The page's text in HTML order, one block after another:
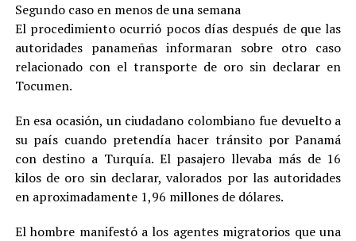
Segundo caso en menos de una semana
El procedimiento ocurrió pocos días después de que las
autoridades panameñas informaran sobre otro caso
relacionado con el transporte de oro sin declarar en
Tocumen.
En esa ocasión, un ciudadano colombiano fue devuelto a
su país cuando pretendía hacer tránsito por Panamá
con destino a Turquía. El pasajero llevaba más de 16
kilos de oro sin declarar, valorados por las autoridades
en aproximadamente 1,96 millones de dólares.
El hombre manifestó a los agentes migratorios que una